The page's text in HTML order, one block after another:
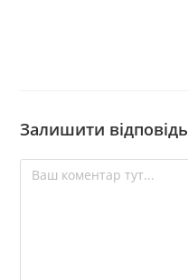
Залишити відповідь